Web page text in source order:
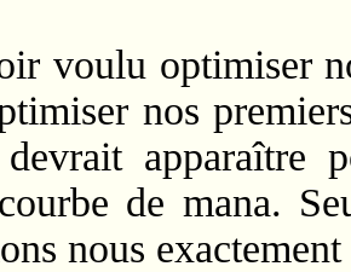
voulu optimiser
nos
apparaître
de mana.
nous